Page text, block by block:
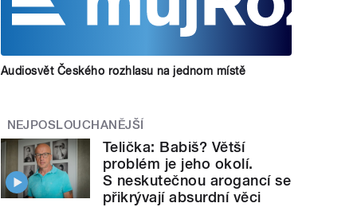
Audiosvět Českého rozhlasu na jednom místě
NEJPOSLOUCHANĚJŠÍ
Telička: Babiš? Větší
problém je jeho okolí.
S neskutečnou arogancí se
přikrývají absurdní věci